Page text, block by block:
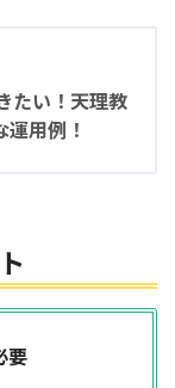
たい！天理教
用例！
要